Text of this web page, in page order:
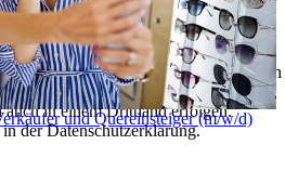
und Quereinsteiger (m/w/d)
um Besuchern ein optimales
Inhalte von Drittanbietern werden
Option aktiviert ist. Die
auch in einem Drittland erfolgen.
der Datenschutzerklärung.